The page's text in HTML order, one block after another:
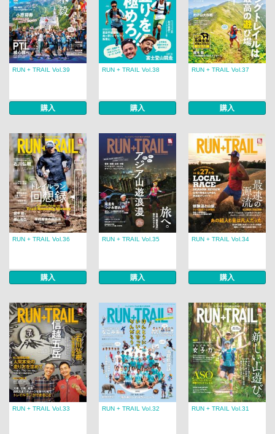
RUN + TRAIL Vol.39
購入
RUN + TRAIL Vol.38
購入
RUN + TRAIL Vol.37
購入
RUN + TRAIL Vol.36
購入
RUN + TRAIL Vol.35
購入
RUN + TRAIL Vol.34
購入
RUN + TRAIL Vol.33 RUN + TRAIL Vol.32 RUN + TRAIL Vol.31